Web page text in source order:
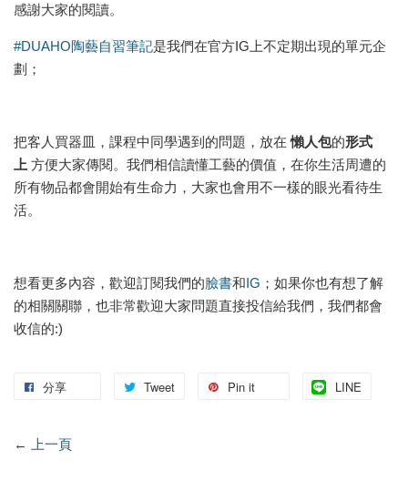
感謝大家的閱讀。
#DUAHO陶藝自習筆記是我們在官方IG上不定期出現的單元企
劃；
把客人買器皿，課程中同學遇到的問題，放在 懶人包的形式
上 方便大家傳閱。我們相信讀懂工藝的價值，在你生活周遭的
所有物品都會開始有生命力，大家也會用不一樣的眼光看待生
活。
想看更多內容，歡迎訂閱我們的臉書和IG ；如果你也有想了解
的相關關聯，也非常歡迎大家問題直接投信給我們，我們都會
收信的:)
分享 Tweet Pin it LINE
← 上一頁